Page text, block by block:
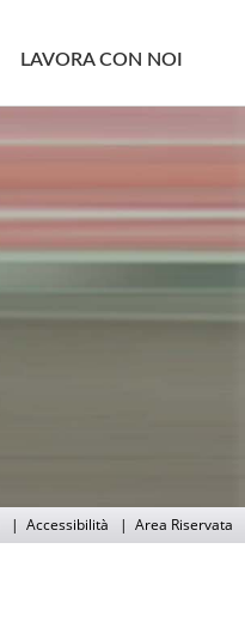
LAVORA CON NOI
| Accessibilità | Area Riservata